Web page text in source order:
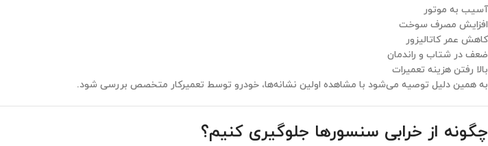
آسیب به موتور
افزایش مصرف سوخت
کاهش عمر کاتالیزور
ضعف در شتاب و راندمان
بالا رفتن هزینه تعمیرات
به همین دلیل توصیه می‌شود با مشاهده اولین نشانه‌ها، خودرو توسط تعمیرکار متخصص بررسی شود.
چگونه از خرابی سنسورها جلوگیری کنیم؟